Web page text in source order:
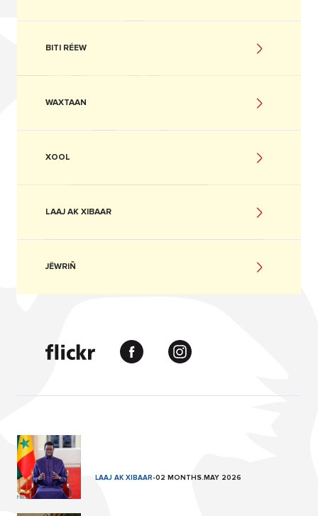
BITI RÉEW
WAXTAAN
XOOL
LAAJ AK XIBAAR
JËWRIÑ
LAAJ AK XIBAAR-02 MONTHS.MAY 2026